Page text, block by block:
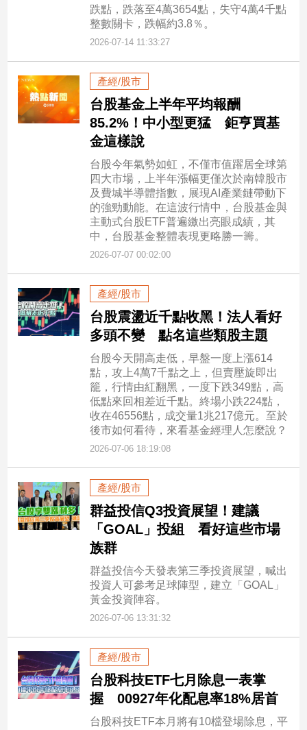
跌點，跌落至4萬3654點，失守4萬4千點
整數關卡，跌幅約3.8％。
2026-07-14 11:33:27
產經/股市
台股基金上半年平均報酬
85.2%！中小型更猛 鉅亨買基
金這樣說
台股今年氣勢如虹，不僅市值躍居全球第
四大市場，上半年漲幅更僅次於南韓股市
及費城半導體指數，展現AI產業鏈帶動下
的強勁動能。在這波行情中，台股基金與
主動式台股ETF普遍繳出亮眼成績，其
中，台股基金整體表現更略勝一籌。
2026-07-07 00:02:00
產經/股市
台股震盪近千點收黑！法人看好
多頭不變 點名這些類股主題
台股今天開高走低，早盤一度上漲614
點，攻上4萬7千點之上，但賣壓旋即出
籠，行情由紅翻黑，一度下跌349點，高
低點來回相差近千點。終場小跌224點，
收在46556點，成交量1兆217億元。至於
後市如何看待，來看基金經理人怎麼說？
2026-07-06 18:19:08
產經/股市
群益投信Q3投資展望！建議
「GOAL」投組 看好這些市場
族群
群益投信今天發表第三季投資展望，喊出
投資人可參考足球陣型，建立「GOAL」
黃金投資陣容。
2026-07-06 13:31:32
產經/股市
台股科技ETF七月除息一表掌
握 00927年化配息率18%居首
台股科技ETF本月將有10檔登場除息，平